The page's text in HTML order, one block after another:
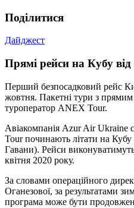
Подiлитися
Дайджест
Прямі рейси на Кубу
Перший безпосадковий рейс
жовтня. Пакетні тури з
туроператор ANEX Tour.
Авіакомпанія Azur Air Ukraine
Tour починають літати на
Гавани). Рейси
квітня 2020 року.
За словами операційного
Оганезової, за результатами
програма може бути